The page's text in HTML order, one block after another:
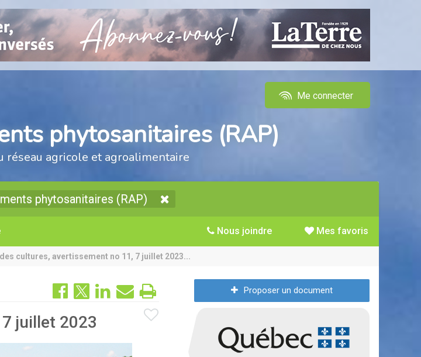
Me connecter
phytosanitaires (RAP)
réseau agricole et agroalimentaire
phytosanitaires (RAP)
Mes favoris
Nous joindre
cultures, avertissement no 11, 7 juillet 2023...
juillet 2023
Proposer un document